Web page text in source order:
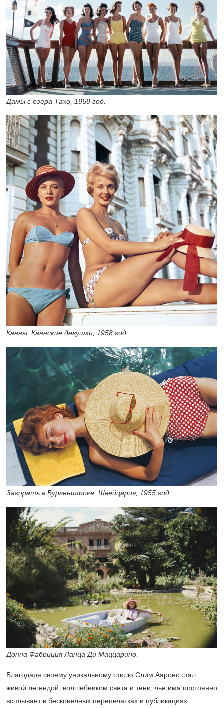
Дамы с озера Тахо, 1959 год.
Канны. Каннские девушки, 1958 год.
Загорать в Бургенштоке, Швейцария, 1955 год.
Донна Фабриция Ланца Ди Маццарино.
Благодаря своему уникальному стилю Слим Ааронс стал
живой легендой, волшебником света и тени, чье имя постоянно
всплывает в бесконечных перепечатках и публикациях.